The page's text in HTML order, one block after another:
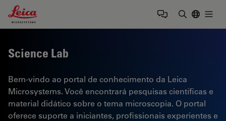
Leica Microsystems Logo
Science Lab
Bem-vindo ao portal de conhecimento da Leica
Microsystems. Você encontrará pesquisas científicas e
material didático sobre o tema microscopia. O portal
oferece suporte a iniciantes, profissionais experientes e